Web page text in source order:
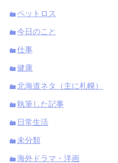
ペットロス
今日のこと
仕事
健康
北海道ネタ（主に札幌）
執筆した記事
日常生活
未分類
海外ドラマ・洋画